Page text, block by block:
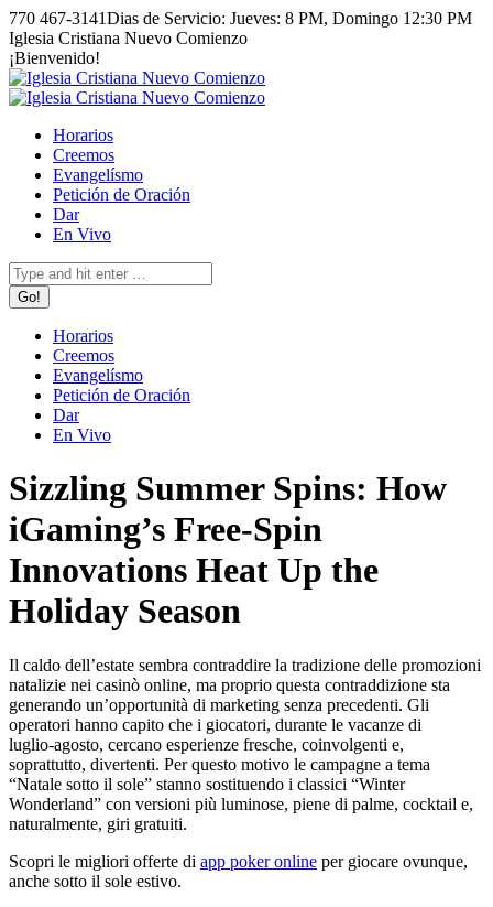
Skip
to
content
770 467-3141Dias de Servicio: Jueves: 8 PM, Domingo 12:30 PM
Facebook
page
opens
in
window
Instagram
page
opens
in
window
Iglesia Cristiana Nuevo Comienzo
¡Bienvenido!
Horarios
Creemos
Evangelísmo
Petición de Oración
Dar
En Vivo
Search:
Horarios
Creemos
Evangelísmo
Petición de Oración
Dar
En Vivo
Sizzling Summer Spins: How
iGaming’s Free‑Spin
Innovations Heat Up the
Holiday Season
Il caldo dell’estate sembra contraddire la tradizione delle promozioni
natalizie nei casinò online, ma proprio questa contraddizione sta
generando un’opportunità di marketing senza precedenti. Gli
operatori hanno capito che i giocatori, durante le vacanze di
luglio‑agosto, cercano esperienze fresche, coinvolgenti e,
soprattutto, divertenti. Per questo motivo le campagne a tema
“Natale sotto il sole” stanno sostituendo i classici “Winter
Wonderland” con versioni più luminose, piene di palme, cocktail e,
naturalmente, giri gratuiti.
Scopri le migliori offerte di app poker online per giocare ovunque,
anche sotto il sole estivo.